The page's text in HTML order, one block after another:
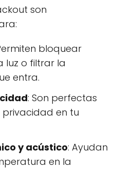
son
bloquear
luz o filtrar la
entra.
: Son perfectas
en tu
y acústico: Ayudan
en la